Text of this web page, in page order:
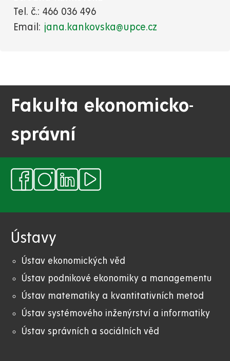
Tel. č.: 466 036 496
Email: jana.kankovska@upce.cz
Fakulta ekonomicko-
správní
Ústavy
Ústav ekonomických věd
Ústav podnikové ekonomiky a managementu
Ústav matematiky a kvantitativních metod
Ústav systémového inženýrství a informatiky
Ústav správních a sociálních věd